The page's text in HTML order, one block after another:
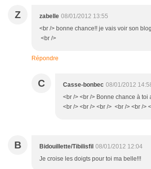
Z zabelle 08/01/2012 13:55
<br /> bonne chance!! je vais voir son
<br />
Répondre
C Casse-bonbec 08/01/2012
<br /> <br /> Bonne chance à toi
<br /> <br /> <br /> <br /> <br />
B Bidouillette/Tibilisfil 08/01/2012 12:04
Je croise les doigts pour toi ma belle!!!